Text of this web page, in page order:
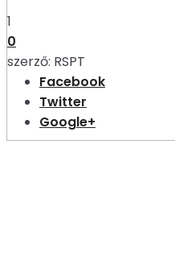
1
0
szerző: RSPT
Facebook
Twitter
Google+